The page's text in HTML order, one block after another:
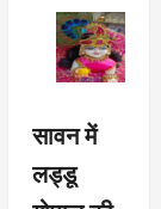
सावन में
लड्डू